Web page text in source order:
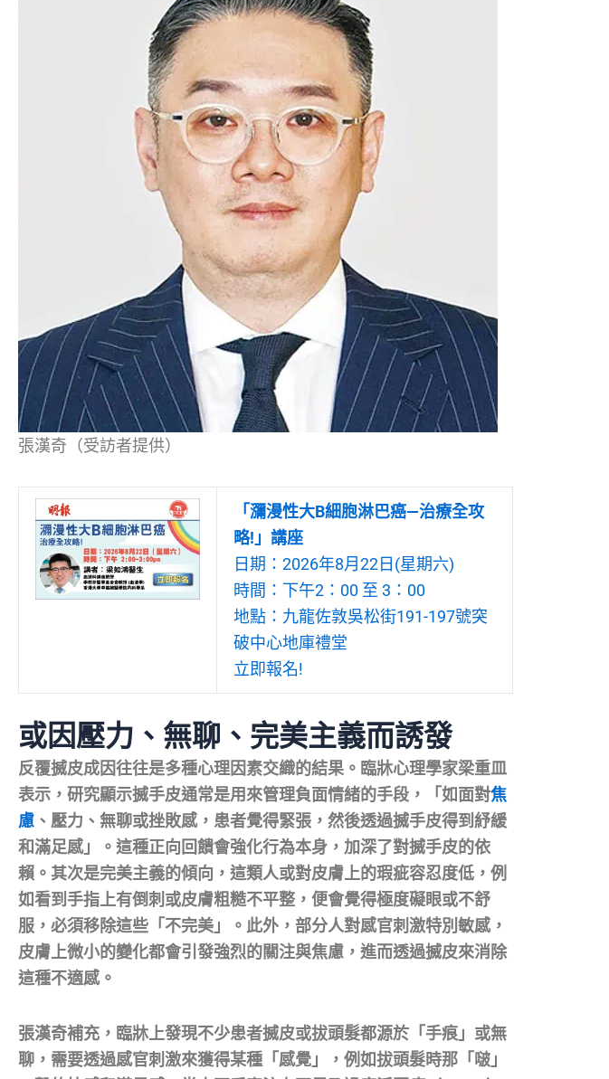
張漢奇（受訪者提供）
「瀰漫性大B細胞淋巴癌—治療全攻
略!」講座
日期：2026年8月22日(星期六)
時間：下午2：00 至 3：00
地點：九龍佐敦吳松街191-197號突
破中心地庫禮堂
立即報名!
或因壓力、無聊、完美主義而誘發
反覆搣皮成因往往是多種心理因素交織的結果。臨牀心理學家梁重皿
表示，研究顯示搣手皮通常是用來管理負面情緒的手段，「如面對焦
慮 、壓力、無聊或挫敗感，患者覺得緊張，然後透過搣手皮得到紓緩
和滿足感」。這種正向回饋會強化行為本身，加深了對搣手皮的依
賴。其次是完美主義的傾向，這類人或對皮膚上的瑕疵容忍度低，例
如看到手指上有倒刺或皮膚粗糙不平整，便會覺得極度礙眼或不舒
服，必須移除這些「不完美」。此外，部分人對感官刺激特別敏感，
皮膚上微小的變化都會引發強烈的關注與焦慮，進而透過搣皮來消除
這種不適感。
張漢奇補充，臨牀上發現不少患者搣皮或拔頭髮都源於「手痕」或無
聊，需要透過感官刺激來獲得某種「感覺」，例如拔頭髮時那「啵」